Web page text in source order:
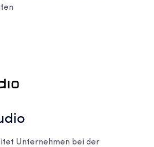
Unternehmen bei der